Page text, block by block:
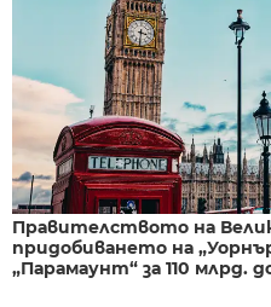
Правителството на
придобиването на
„Парамаунт“ за 110 млрд.